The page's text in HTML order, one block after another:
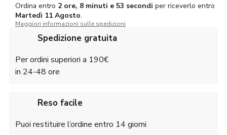
Super
Alti
Quick
Release
quantità
Ordina entro 2 ore, 8 minuti e 52 secondi per riceverlo entro
Martedì 11 Agosto.
Maggiori informazioni sulle spedizioni
Spedizione gratuita
Per ordini superiori a 190€
in 24-48 ore
Reso facile
Puoi restituire l’ordine entro 14 giorni